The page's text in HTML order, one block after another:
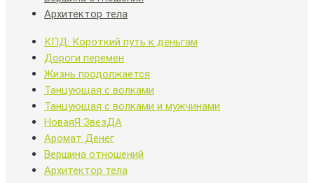
Архитектор тела
КПД: Короткий путь к деньгам
Дороги перемен
Жизнь продолжается
Танцующая с волками
Танцующая с волками и мужчинами
НоваяЯ ЗвезДА
Аромат Денег
Вершина отношений
Архитектор тела